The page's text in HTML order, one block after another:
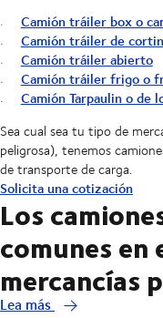
Camión tráiler box o
Camión tráiler de
Camión tráiler abierto
Camión tráiler frigo o
Camión Tarpaulin o de
Sea cual sea tu tipo de
peligrosa), tenemos
de transporte de carga.
Solicita una cotización
Los
comunes
mercancías
Lea más